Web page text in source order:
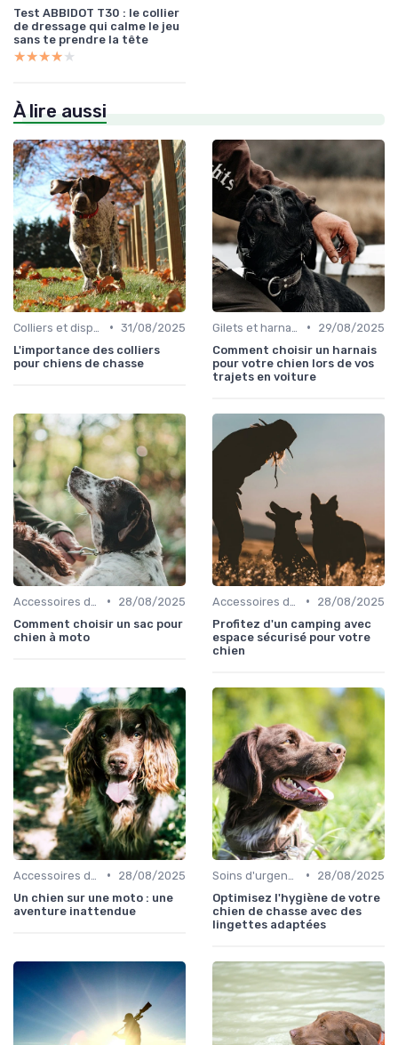
Test ABBIDOT T30 : le collier
de dressage qui calme le jeu
sans te prendre la tête
★★★★★
★★★★★
À lire aussi
• 31/08/2025
L'importance des colliers
pour chiens de chasse
•
29/08/2025
Comment choisir un harnais
pour votre chien lors de vos
trajets en voiture
•
28/08/2025
Comment choisir un sac pour
chien à moto
•
28/08/2025
Profitez d'un camping avec
espace sécurisé pour votre
chien
•
28/08/2025
Un chien sur une moto : une
aventure inattendue
•
28/08/2025
Optimisez l'hygiène de votre
chien de chasse avec des
lingettes adaptées